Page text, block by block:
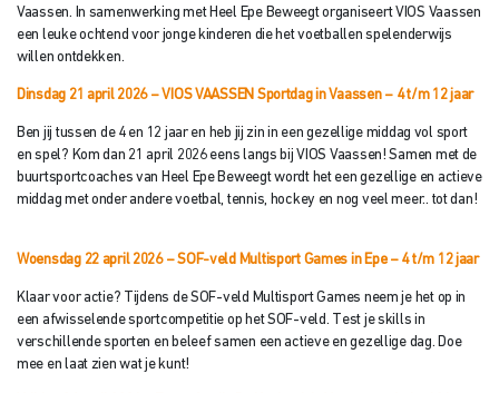
Vaassen. In samenwerking met Heel Epe Beweegt organiseert VIOS Vaassen
een leuke ochtend voor jonge kinderen die het voetballen spelenderwijs
willen ontdekken.
Dinsdag 21 april 2026 – VIOS VAASSEN Sportdag in Vaassen – 4 t/m 12 jaar
Ben jij tussen de 4 en 12 jaar en heb jij zin in een gezellige middag vol sport
en spel? Kom dan 21 april 2026 eens langs bij VIOS Vaassen! Samen met de
buurtsportcoaches van Heel Epe Beweegt wordt het een gezellige en actieve
middag met onder andere voetbal, tennis, hockey en nog veel meer.. tot dan!
Woensdag 22 april 2026 – SOF-veld Multisport Games in Epe – 4 t/m 12 jaar
Klaar voor actie? Tijdens de SOF-veld Multisport Games neem je het op in
een afwisselende sportcompetitie op het SOF-veld. Test je skills in
verschillende sporten en beleef samen een actieve en gezellige dag. Doe
mee en laat zien wat je kunt!